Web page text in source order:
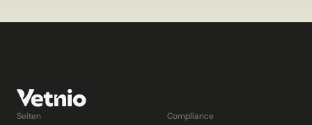
Seiten Compliance